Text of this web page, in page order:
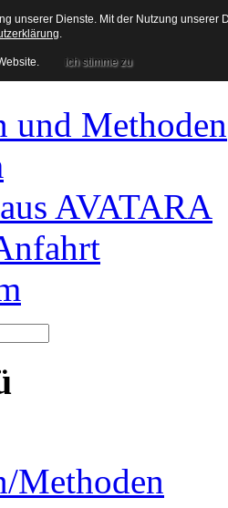
und Methoden
AVATARA
Methoden
unserer Dienste. Mit der Nutzung
.
ich stimme zu